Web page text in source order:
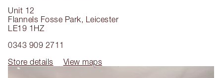
Unit 12
Flannels Fosse Park, Leicester
LE19 1HZ
0343 909 2711
Store details
View maps